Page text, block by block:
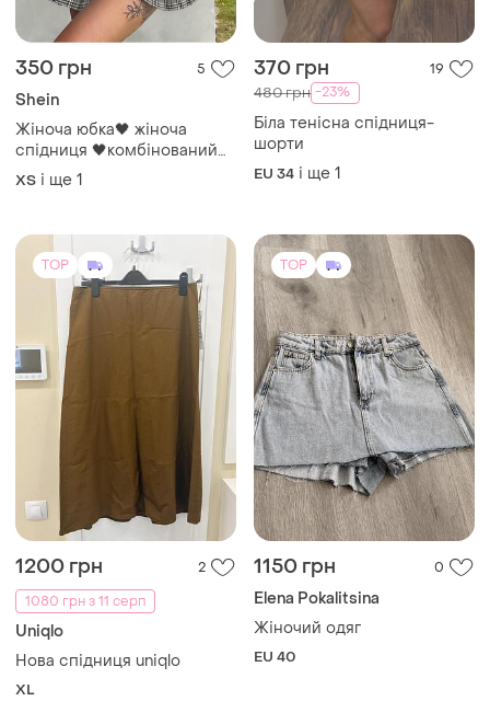
350 грн 5
Shein
Жіноча юбка🖤 жіноча
спідниця 🖤комбінований
дизайн з ремінцем 🖤 shein
📐 спідниця кльош у
спідниця плісе
ХS і ще 1
370 грн 19
480 грн -23%
Біла тенісна спідниця-
шорти
EU 34 і ще 1
TOP
1200 грн
2
1080 грн з 11 серп
Uniqlo
Нова спідниця uniqlo
XL
TOP
1150 грн 0
Elena Pokalitsina
Жіночий одяг
EU 40